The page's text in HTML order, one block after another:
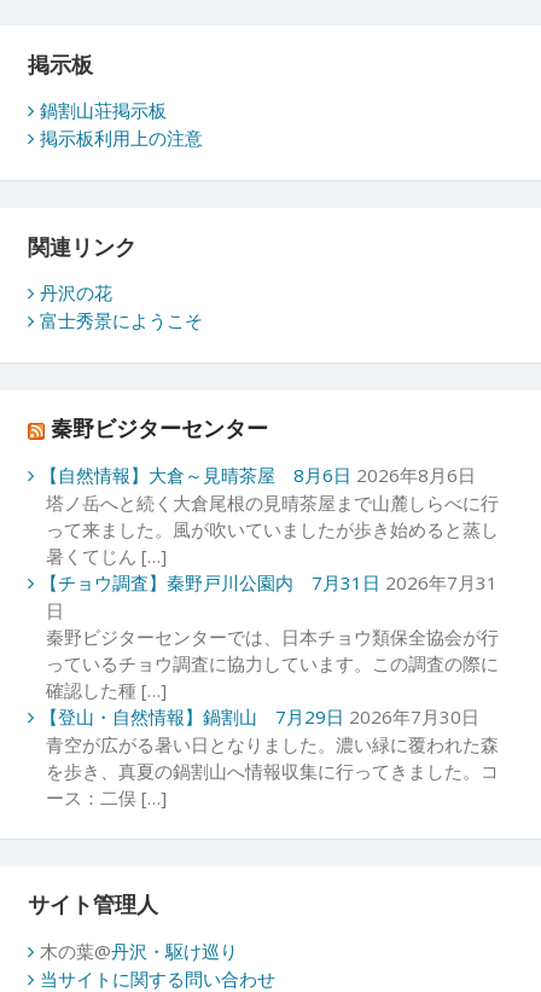
掲示板
鍋割山荘掲示板
掲示板利用上の注意
関連リンク
丹沢の花
富士秀景にようこそ
秦野ビジターセンター
【自然情報】大倉～見晴茶屋 8月6日 2026年8月6日
塔ノ岳へと続く大倉尾根の見晴茶屋まで山麓しらべに行
って来ました。風が吹いていましたが歩き始めると蒸し
暑くてじん […]
【チョウ調査】秦野戸川公園内 7月31日 2026年7月31
日
秦野ビジターセンターでは、日本チョウ類保全協会が行
っているチョウ調査に協力しています。この調査の際に
確認した種 […]
【登山・自然情報】鍋割山 7月29日 2026年7月30日
青空が広がる暑い日となりました。濃い緑に覆われた森
を歩き、真夏の鍋割山へ情報収集に行ってきました。コ
ース：二俣 […]
サイト管理人
木の葉@丹沢・駆け巡り
当サイトに関する問い合わせ